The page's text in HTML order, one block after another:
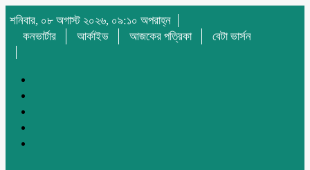
শনিবার, ০৮ অগাস্ট ২০২৬, ০৯:১০ অপরাহ্ন
কনভার্টার
আর্কাইভ আজকের পত্রিকা বেটা ভার্সন